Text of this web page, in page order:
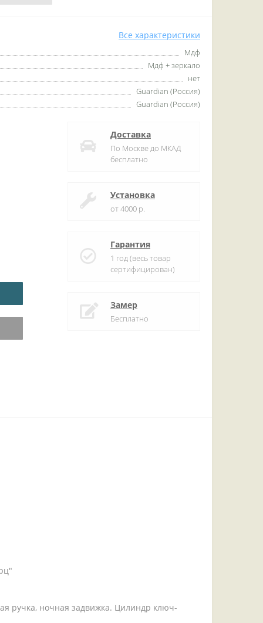
Все характеристики
Мдф
Мдф + зеркало
нет
Guardian (Россия)
Guardian (Россия)
Доставка
По Москве до МКАД
бесплатно
Установка
от 4000 р.
Гарантия
1 год (весь товар
сертифицирован)
Замер
Бесплатно
ручка, ночная задвижка. Цилиндр ключ-